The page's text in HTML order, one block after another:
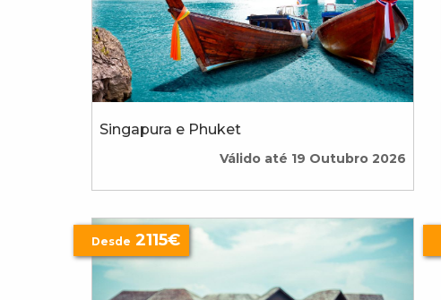
Singapura e Phuket
Válido até 19 Outubro 2026
Desde 2115€